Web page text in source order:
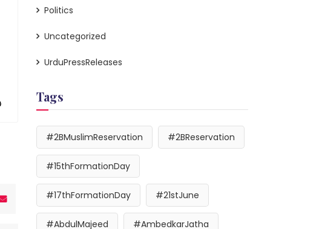
Politics
Uncategorized
UrduPressReleases
Tags
#2BMuslimReservation #2BReservation
#15thFormationDay
#17thFormationDay #21stJune
#AbdulMajeed #AmbedkarJatha